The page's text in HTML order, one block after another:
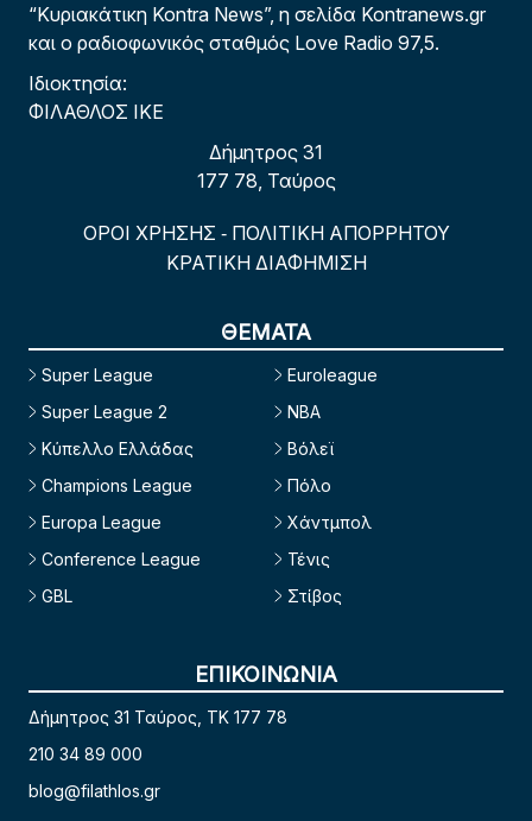
“Κυριακάτικη Kontra News”, η σελίδα Kontranews.gr
και ο ραδιοφωνικός σταθμός Love Radio 97,5.
Ιδιοκτησία:
ΦΙΛΑΘΛΟΣ ΙΚΕ
Δήμητρος 31
177 78, Ταύρος
ΟΡΟΙ ΧΡΗΣΗΣ - ΠΟΛΙΤΙΚΗ ΑΠΟΡΡΗΤΟΥ
ΚΡΑΤΙΚΗ ΔΙΑΦΗΜΙΣΗ
ΘΕΜΑΤΑ
Super League
Super League 2
Κύπελλο Ελλάδας
Champions League
Europa League
Conference League
GBL
Euroleague
NBA
Βόλεϊ
Πόλο
Χάντμπολ
Τένις
Στίβος
ΕΠΙΚΟΙΝΩΝΙΑ
Δήμητρος 31 Ταύρος, TK 177 78
210 34 89 000
blog@filathlos.gr